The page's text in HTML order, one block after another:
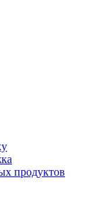
продуктов